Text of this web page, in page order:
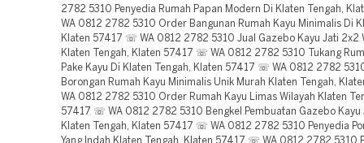
2782 5310 Penyedia Rumah Papan Modern Di Klaten Tengah,
WA 0812 2782 5310 Order Bangunan Rumah Kayu Minimalis Di
Klaten 57417 ☏ WA 0812 2782 5310 Jual Gazebo Kayu Jati 2x2
Klaten Tengah, Klaten 57417 ☏ WA 0812 2782 5310 Tukang
Pake Kayu Di Klaten Tengah, Klaten 57417 ☏ WA 0812 2782
Borongan Rumah Kayu Minimalis Unik Murah Klaten Tengah,
WA 0812 2782 5310 Order Rumah Kayu Limas Wilayah Klaten
57417 ☏ WA 0812 2782 5310 Bengkel Pembuatan Gazebo Kayu
Klaten Tengah, Klaten 57417 ☏ WA 0812 2782 5310 Penyedia
Yang Indah Klaten Tengah, Klaten 57417 ☏ WA 0812 2782 5310